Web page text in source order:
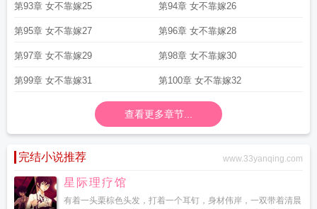
第93章 女不靠嫁25 第94章 女不靠嫁26
第95章 女不靠嫁27 第96章 女不靠嫁28
第97章 女不靠嫁29 第98章 女不靠嫁30
第99章 女不靠嫁31 第100章 女不靠嫁32
查看更多章节...
完结小说推荐 www.33yanqing.com
星际理疗馆
有着一头栗棕色头发，打着一个耳钉，身材伟岸，一双带着清晨